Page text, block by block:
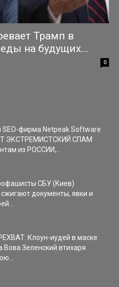
Трамп в
на будущих...
0
SEO-фирма Netpeak Software
ЭКСТРЕМИСТСКИЙ СПАМ
из РОССИИ,...
СБУ (Киев)
документы, явки и
Клоун-иудей в маске
Вова Зеленский втихаря